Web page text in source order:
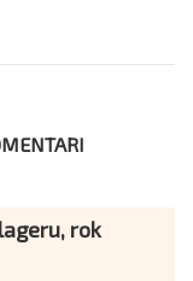
rok